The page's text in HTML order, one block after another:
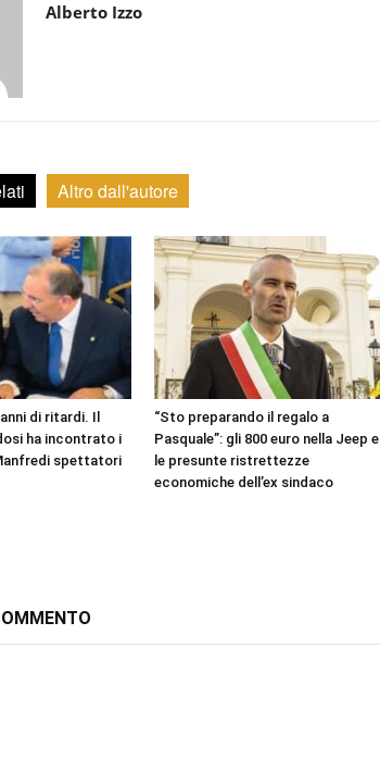
Alberto Izzo
Altro dall'autore
di ritardi. Il
ha incontrato i
spettatori
“Sto preparando il regalo a
Pasquale”: gli 800 euro nella Jeep e
le presunte ristrettezze
economiche dell’ex sindaco